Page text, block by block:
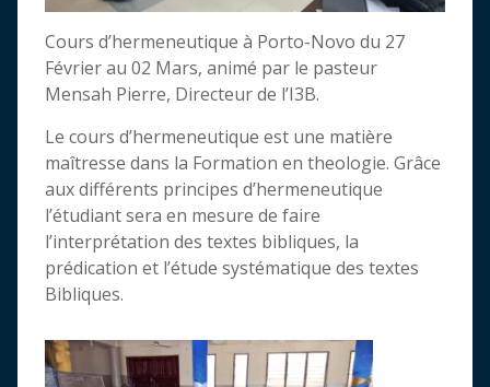
Cours d’hermeneutique à Porto-Novo du 27
Février au 02 Mars, animé par le pasteur
Mensah Pierre, Directeur de l’I3B.
Le cours d’hermeneutique est une matière
maîtresse dans la Formation en theologie. Grâce
aux différents principes d’hermeneutique
l’étudiant sera en mesure de faire
l’interprétation des textes bibliques, la
prédication et l’étude systématique des textes
Bibliques.